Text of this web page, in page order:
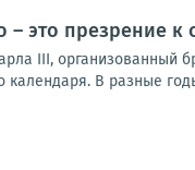
– это презрение к
III, организованный
В разные